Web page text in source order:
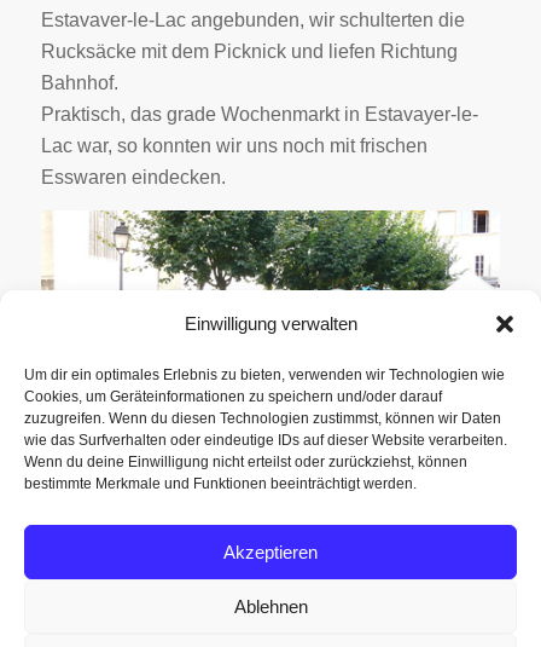
Einwilligung verwalten
Um dir ein optimales Erlebnis zu bieten, verwenden wir Technologien wie
Cookies, um Geräteinformationen zu speichern und/oder darauf
zuzugreifen. Wenn du diesen Technologien zustimmst, können wir Daten
wie das Surfverhalten oder eindeutige IDs auf dieser Website verarbeiten.
Wenn du deine Einwilligung nicht erteilst oder zurückziehst, können
bestimmte Merkmale und Funktionen beeinträchtigt werden.
Akzeptieren
Ablehnen
Estavaver-le-Lac angebunden, wir schulterten die
Rucksäcke mit dem Picknick und liefen Richtung
Bahnhof.
Praktisch, das grade Wochenmarkt in Estavayer-le-
Lac war, so konnten wir uns noch mit frischen
Esswaren eindecken.